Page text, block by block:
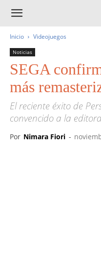
Inicio Videojuegos
Noticias
SEGA
más
El reciente éxito de
convencido a la
Por Nimara Fiori -